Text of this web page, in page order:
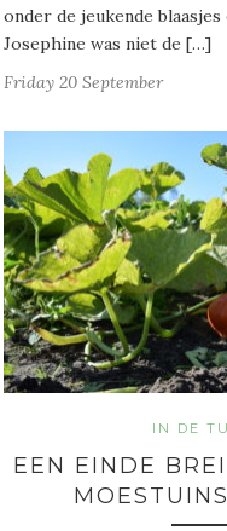
onder de jeukende
Josephine was niet de […]
Friday 20 September
IN DE
EEN EINDE